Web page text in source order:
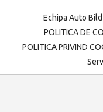
Echipa Auto Bild
POLITICA DE
POLITICA PRIVIND